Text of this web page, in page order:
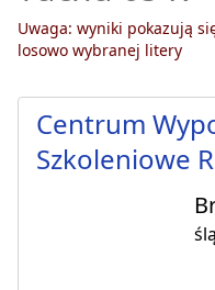
Uwaga: wyniki pokazują
losowo wybranej litery
Centrum
Szkoleniowe